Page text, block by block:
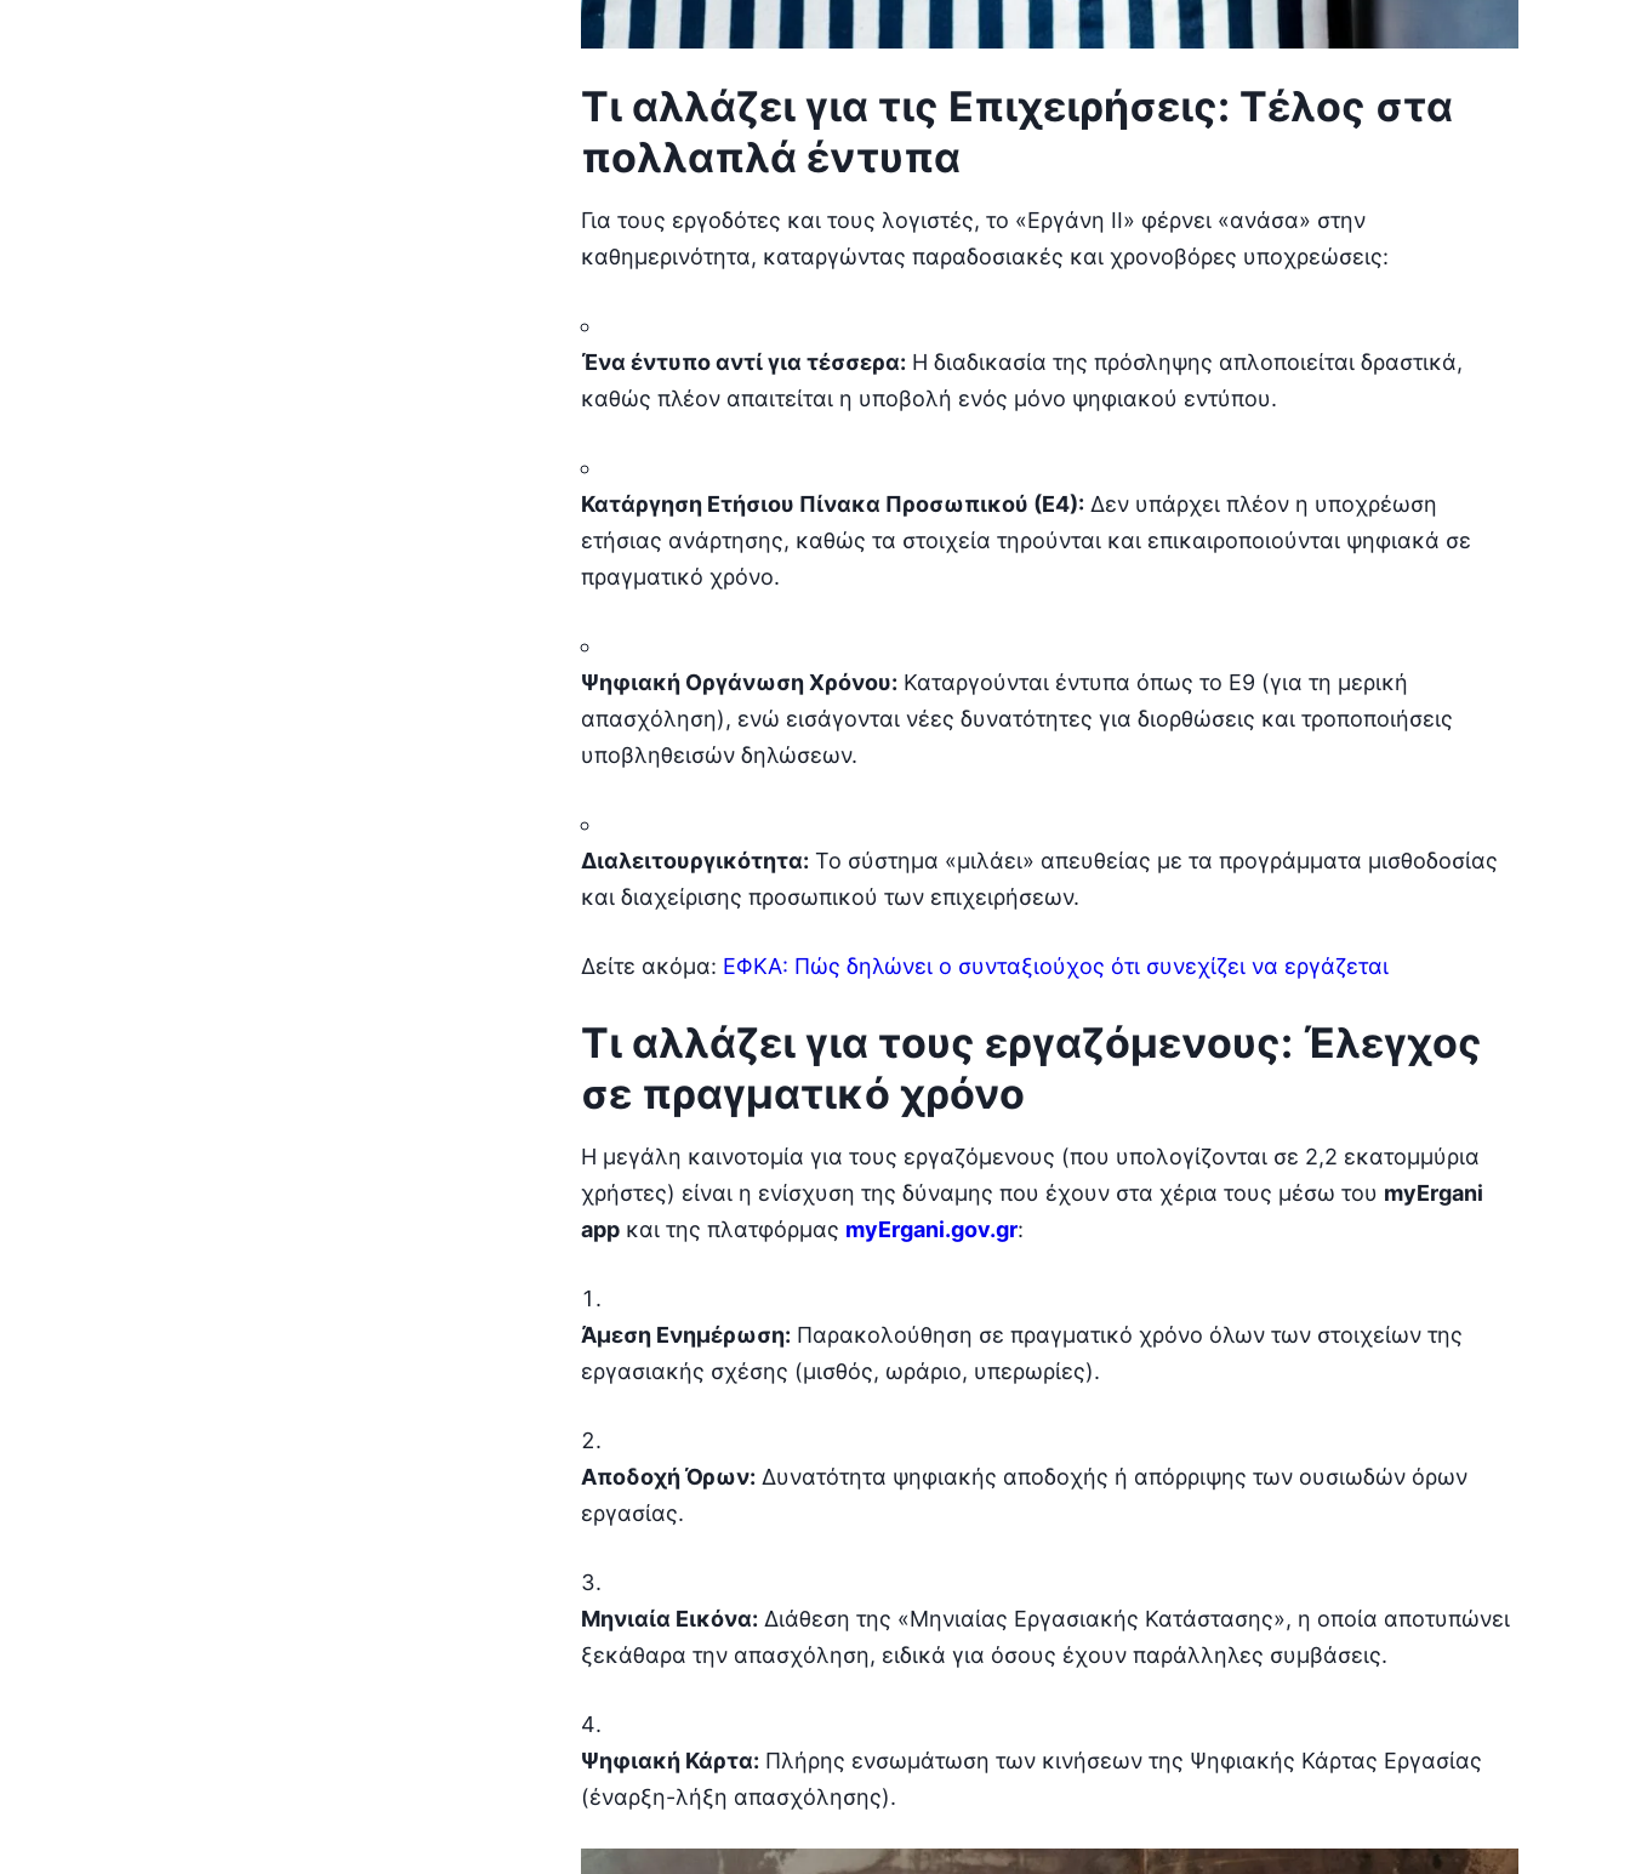
Τι αλλάζει για τις Επιχειρήσεις: Τέλος στα
πολλαπλά έντυπα
Για τους εργοδότες και τους λογιστές, το «Εργάνη ΙΙ» φέρνει «ανάσα» στην
καθημερινότητα, καταργώντας παραδοσιακές και χρονοβόρες υποχρεώσεις:
Ένα έντυπο αντί για τέσσερα: Η διαδικασία της πρόσληψης απλοποιείται δραστικά,
καθώς πλέον απαιτείται η υποβολή ενός μόνο ψηφιακού εντύπου.
Κατάργηση Ετήσιου Πίνακα Προσωπικού (Ε4): Δεν υπάρχει πλέον η υποχρέωση
ετήσιας ανάρτησης, καθώς τα στοιχεία τηρούνται και επικαιροποιούνται ψηφιακά σε
πραγματικό χρόνο.
Ψηφιακή Οργάνωση Χρόνου: Καταργούνται έντυπα όπως το Ε9 (για τη μερική
απασχόληση), ενώ εισάγονται νέες δυνατότητες για διορθώσεις και τροποποιήσεις
υποβληθεισών δηλώσεων.
Διαλειτουργικότητα: Το σύστημα «μιλάει» απευθείας με τα προγράμματα μισθοδοσίας
και διαχείρισης προσωπικού των επιχειρήσεων.
Δείτε ακόμα: ΕΦΚΑ: Πώς δηλώνει ο συνταξιούχος ότι συνεχίζει να εργάζεται
Τι αλλάζει για τους εργαζόμενους: Έλεγχος
σε πραγματικό χρόνο
Η μεγάλη καινοτομία για τους εργαζόμενους (που υπολογίζονται σε 2,2 εκατομμύρια
χρήστες) είναι η ενίσχυση της δύναμης που έχουν στα χέρια τους μέσω του myErgani
appκαι της πλατφόρμας myErgani.gov.gr:
Άμεση Ενημέρωση: Παρακολούθηση σε πραγματικό χρόνο όλων των στοιχείων της
εργασιακής σχέσης (μισθός, ωράριο, υπερωρίες).
Αποδοχή Όρων: Δυνατότητα ψηφιακής αποδοχής ή απόρριψης των ουσιωδών όρων
εργασίας.
Μηνιαία Εικόνα: Διάθεση της «Μηνιαίας Εργασιακής Κατάστασης», η οποία αποτυπώνει
ξεκάθαρα την απασχόληση, ειδικά για όσους έχουν παράλληλες συμβάσεις.
Ψηφιακή Κάρτα: Πλήρης ενσωμάτωση των κινήσεων της Ψηφιακής Κάρτας Εργασίας
(έναρξη-λήξη απασχόλησης).